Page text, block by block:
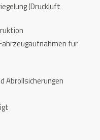
(Druckluft
für
Abrollsicherungen